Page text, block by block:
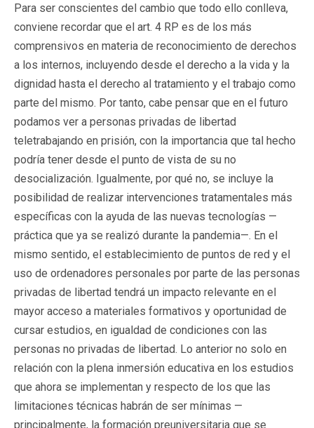
Para ser conscientes del cambio que todo ello conlleva,
conviene recordar que el art. 4 RP es de los más
comprensivos en materia de reconocimiento de derechos
a los internos, incluyendo desde el derecho a la vida y la
dignidad hasta el derecho al tratamiento y el trabajo como
parte del mismo. Por tanto, cabe pensar que en el futuro
podamos ver a personas privadas de libertad
teletrabajando en prisión, con la importancia que tal hecho
podría tener desde el punto de vista de su no
desocialización. Igualmente, por qué no, se incluye la
posibilidad de realizar intervenciones tratamentales más
específicas con la ayuda de las nuevas tecnologías —
práctica que ya se realizó durante la pandemia—. En el
mismo sentido, el establecimiento de puntos de red y el
uso de ordenadores personales por parte de las personas
privadas de libertad tendrá un impacto relevante en el
mayor acceso a materiales formativos y oportunidad de
cursar estudios, en igualdad de condiciones con las
personas no privadas de libertad. Lo anterior no solo en
relación con la plena inmersión educativa en los estudios
que ahora se implementan y respecto de los que las
limitaciones técnicas habrán de ser mínimas —
principalmente, la formación preuniversitaria que se